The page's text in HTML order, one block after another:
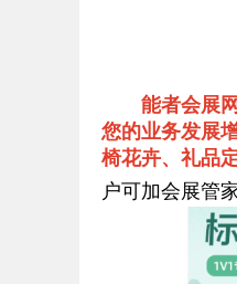
能者会展
您的业务发展
椅花卉、礼品
户可加会展管